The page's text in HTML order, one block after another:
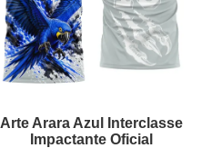
Arte Arara Azul Interclasse
Impactante Oficial